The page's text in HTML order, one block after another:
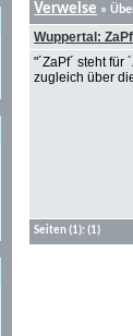
Verweise »
Wuppertal:
"´ZaPf´ steht
zugleich über
Seiten(1):(1)